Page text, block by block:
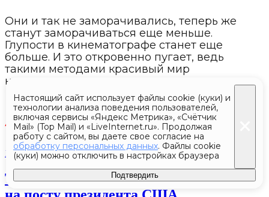
Они и так не заморачивались, теперь же
станут заморачиваться еще меньше.
Глупости в кинематографе станет еще
больше. И это откровенно пугает, ведь
такими методами красивый мир
не построишь.
Автор:
Платон Беседин
13 апреля 2025 17:49
Трамп прошел первый медосмотр
Настоящий сайт использует файлы cookie (куки) и
технологии анализа поведения пользователей,
включая сервисы «Яндекс Метрика», «Счётчик
Mail» (Top Mail) и «LiveInternet.ru». Продолжая
работу с сайтом, вы даете свое согласие на
обработку персональных данных. Файлы cookie
(куки) можно отключить в настройках браузера
Подтвердить